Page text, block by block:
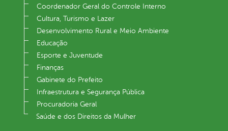
Coordenador Geral do Controle Interno
Cultura, Turismo e Lazer
Desenvolvimento Rural e Meio Ambiente
Educação
Esporte e Juventude
Finanças
Gabinete do Prefeito
Infraestrutura e Segurança Pública
Procuradoria Geral
Saúde e dos Direitos da Mulher